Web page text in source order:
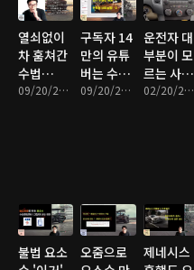
열쇠없이
차 훔쳐간
수법
[feat. 기09/20/2022 • 22분
구독자 14
만의 유튜
버는 수익
이 얼마나
09/20/2022 • 8분
운전자 대
부분이 모
르는 사이
드미러 초
02/20/2022 • 4분
불법 요소
오줌으로
제네시스